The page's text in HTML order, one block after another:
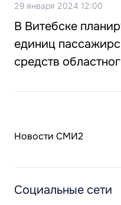
29 января 2024 12:00
В Витебске
единиц
средств
Новости СМИ2
Социальные сети